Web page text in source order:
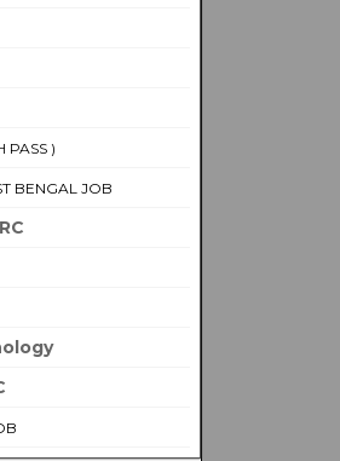
PASS )
BENGAL JOB